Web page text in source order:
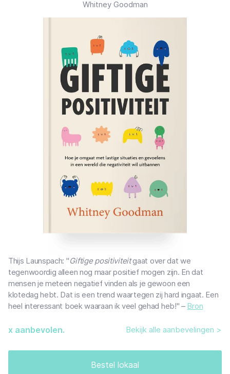
Whitney Goodman
Thijs Launspach: "Giftige positiviteitgaat over dat we
tegenwoordig alleen nog maar positief mogen zijn. En dat
mensen je meteen negatief vinden als je gewoon een
klotedag hebt. Dat is een trend waartegen zij hard ingaat. Een
heel interessant boek waaraan ik veel gehad heb!" – Bron
Bestel lokaal
x aanbevolen. Bekijk alle aanbevelingen >